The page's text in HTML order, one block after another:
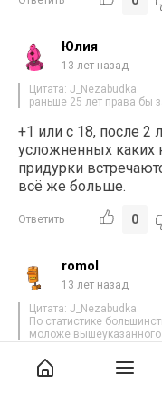
Юлия
13 лет назад
Цитата: J_Nezabudka
раньше 25 лет права бы
+1 или с 18, после 2
усложненных каких
придурки
всё же больше.
Ответить 0
romol
13 лет назад
Цитата: J_Nezabudka
По статистике
моложе вышеуказанного
_в продолжение:
1. заместитель